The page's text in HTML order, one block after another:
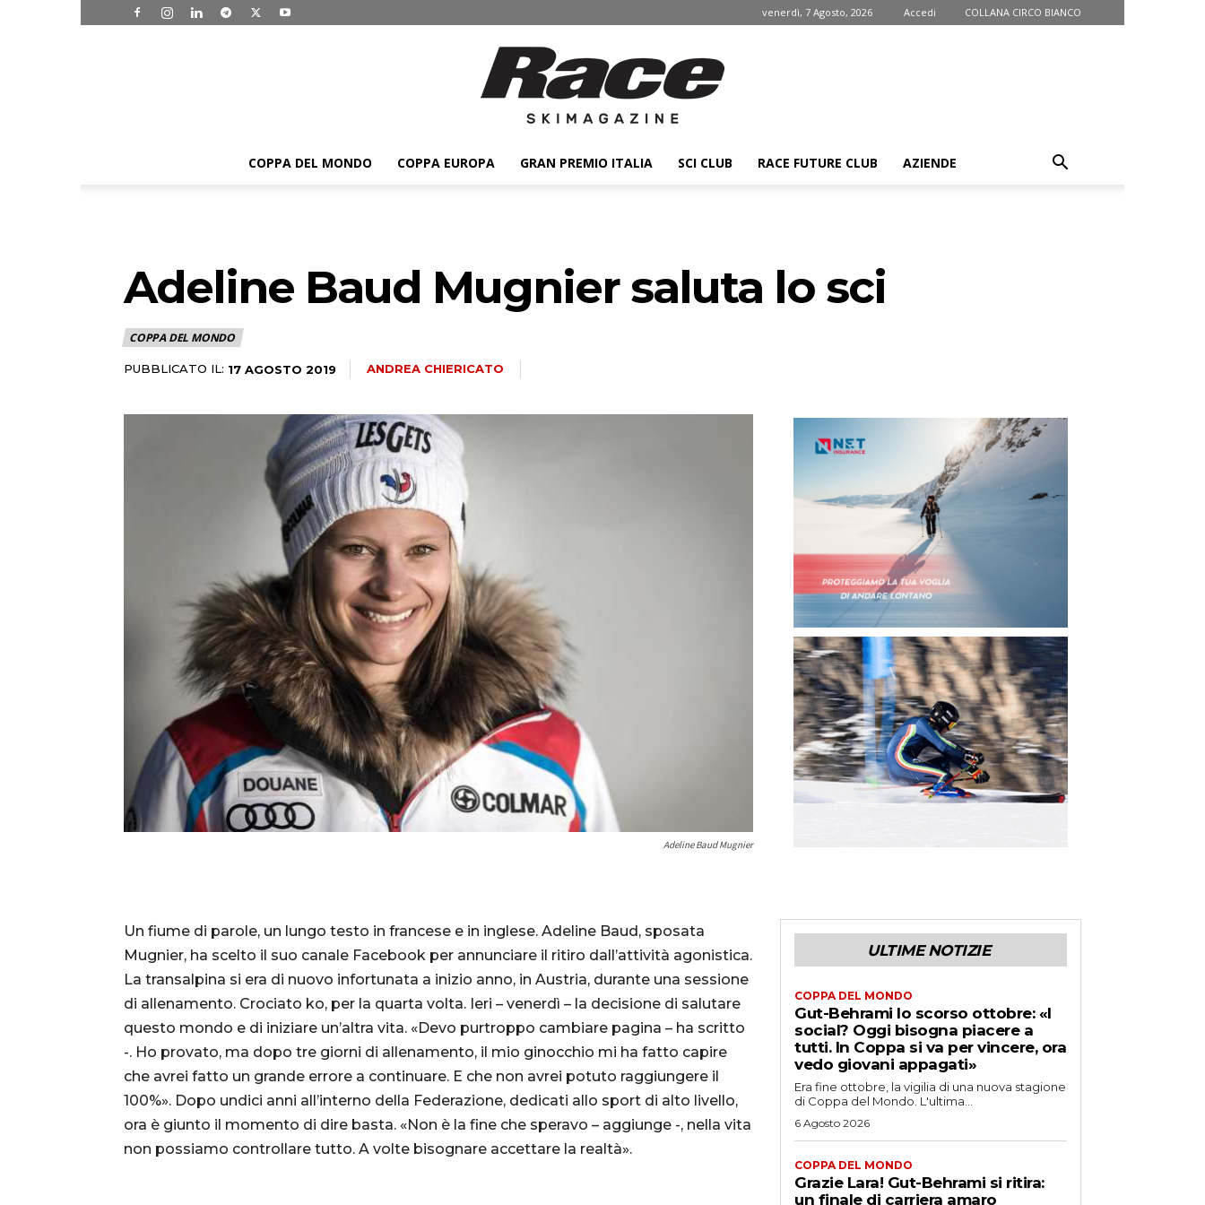
venerdì, 7 Agosto, 2026 Accedi COLLANA CIRCO BIANCO
magazine
COPPA DEL MONDO COPPA EUROPA GRAN PREMIO ITALIA SCI CLUB RACE FUTURE CLUB AZIENDE
Adeline Baud Mugnier saluta lo sci
COPPA DEL MONDO
PUBBLICATO IL: 17 AGOSTO 2019 ANDREA CHIERICATO
Adeline Baud Mugnier
Un fiume di parole, un lungo testo in francese e in inglese. Adeline Baud, sposata
Mugnier, ha scelto il suo canale Facebook per annunciare il ritiro dall’attività agonistica.
La transalpina si era di nuovo infortunata a inizio anno, in Austria, durante una sessione
di allenamento. Crociato ko, per la quarta volta. Ieri – venerdì – la decisione di salutare
questo mondo e di iniziare un’altra vita. «Devo purtroppo cambiare pagina – ha scritto
-. Ho provato, ma dopo tre giorni di allenamento, il mio ginocchio mi ha fatto capire
che avrei fatto un grande errore a continuare. E che non avrei potuto raggiungere il
100%». Dopo undici anni all’interno della Federazione, dedicati allo sport di alto livello,
ora è giunto il momento di dire basta. «Non è la fine che speravo – aggiunge -, nella vita
non possiamo controllare tutto. A volte bisognare accettare la realtà».
ULTIME NOTIZIE
COPPA DEL MONDO
Gut-Behrami lo scorso ottobre: «I
social? Oggi bisogna piacere a
tutti. In Coppa si va per vincere, ora
vedo giovani appagati»
Era fine ottobre, la vigilia di una nuova stagione
di Coppa del Mondo. L'ultima...
6 Agosto 2026
COPPA DEL MONDO
Grazie Lara! Gut-Behrami si ritira:
un finale di carriera amaro